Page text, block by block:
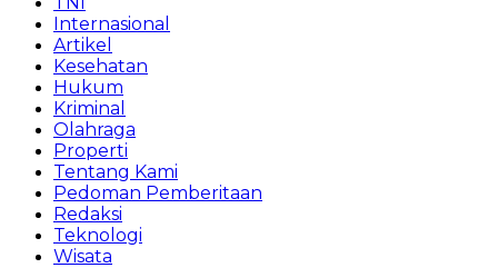
Internasional
Artikel
Kesehatan
Hukum
Kriminal
Olahraga
Properti
Tentang Kami
Pedoman Pemberitaan
Redaksi
Teknologi
Wisata